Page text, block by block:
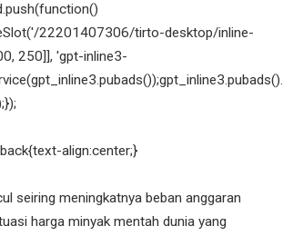
22201407306/tirto-desktop/inline-
250]], 'gpt-inline3-
align:center;}
seiring meningkatnya beban anggaran
harga minyak mentah dunia yang